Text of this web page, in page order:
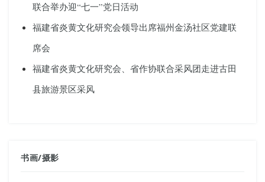
联合举办迎“七一”党日活动
福建省炎黄文化研究会领导出席福州金汤社区党建联
席会
福建省炎黄文化研究会、省作协联合采风团走进古田
县旅游景区采风
书画/摄影